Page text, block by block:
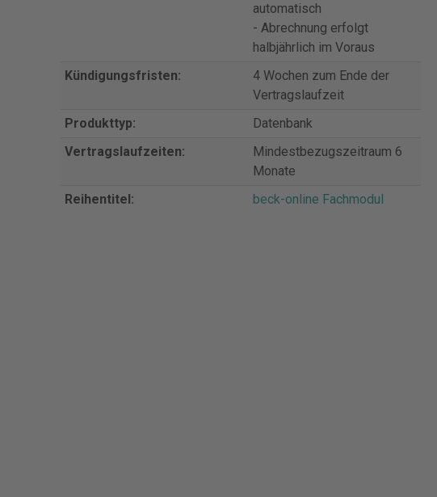
automatisch
- Abrechnung erfolgt
halbjährlich im Voraus
Kündigungsfristen:
4 Wochen zum Ende der
Vertragslaufzeit
Produkttyp:
Datenbank
Vertragslaufzeiten:
Mindestbezugszeitraum 6
Monate
Reihentitel:
beck-online Fachmodul